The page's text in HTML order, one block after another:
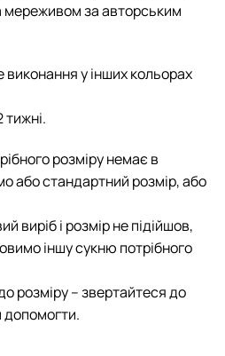
за авторським
у інших кольорах
тижні.
розміру немає в
або стандартний розмір, або
виріб і розмір не підійшов,
іншу cукню потрібного
розміру – звертайтеся до
допомогти.